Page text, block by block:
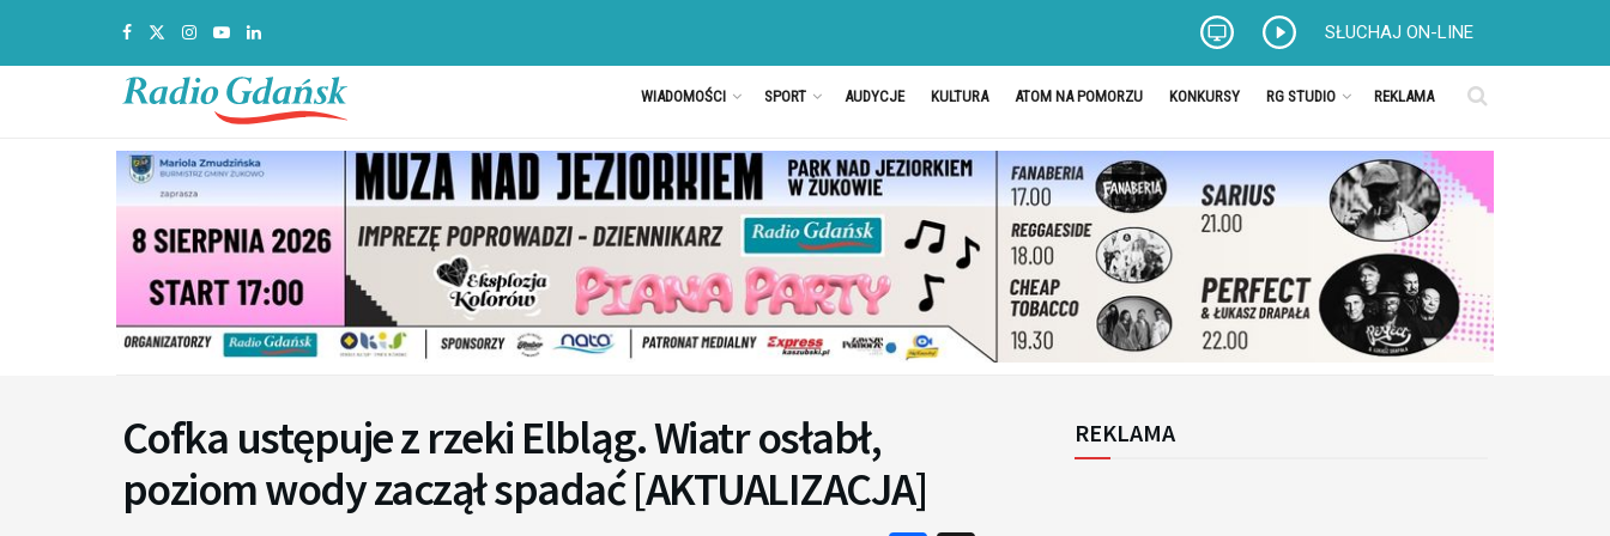
SŁUCHAJ ON-LINE
WIADOMOŚCI SPORT AUDYCJE KULTURA ATOM NA POMORZU KONKURSY RG STUDIO REKLAMA
Cofka ustępuje z rzeki Elbląg. Wiatr osłabł,
poziom wody zaczął spadać [AKTUALIZACJA]
REKLAMA